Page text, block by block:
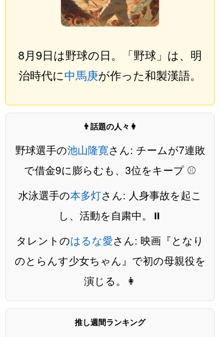
8月9日は野球の日。「野球」は、明
治時代に中馬庚が作った和製漢語。
👨話題の人々👩
野球選手の池山隆寛さん: チームが7連敗
で借金9に膨らむも、3位をキープ ⚾️
水泳選手の本多灯さん: 人身事故を起こ
し、活動を自粛中。⏸️
タレントのはるな愛さん: 映画『となり
のとらんす少女ちゃん』で初の母親役を
演じる。👩
推し週間ランキング